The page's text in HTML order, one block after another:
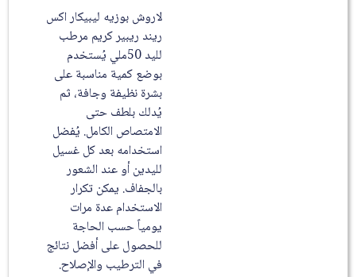
لاروش بوزيه ليبيكار اكس
ريند ريبير كريم مرطب
لليد 50ملي يُستخدم
بوضع كمية مناسبة على
بشرة نظيفة وجافة، ثم
يُدلك بلطف حتى
الامتصاص الكامل. يُفضل
استخدامه بعد كل غسيل
لليدين أو عند الشعور
بالجفاف. يمكن تكرار
الاستخدام عدة مرات
يومياً حسب الحاجة
للحصول على أفضل نتائج
في الترطيب والإصلاح.